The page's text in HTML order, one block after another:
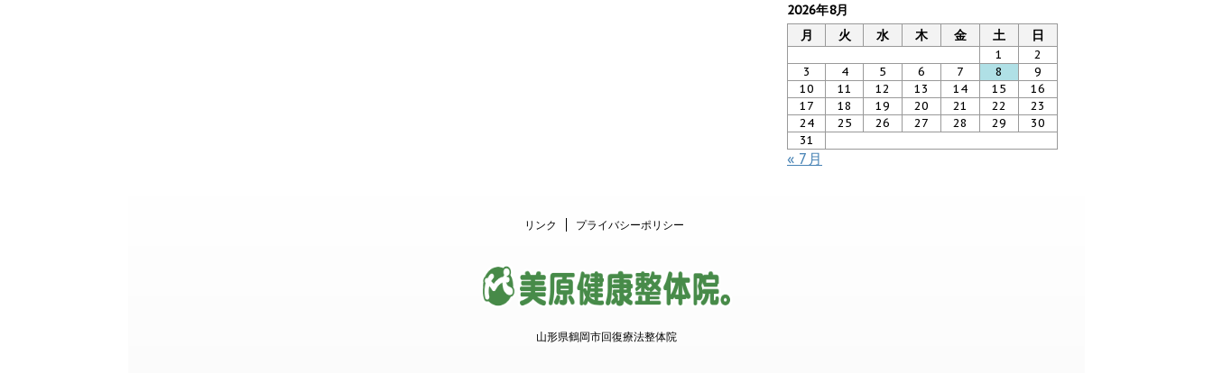
2026年8月
月
火 水 木 金 土 日
1
2
3
4 5 6 7 8
9
10
11 12 13 14 15
16
17
18 19 20 21 22
23
24
25 26 27 28 29
30
31
« 7月
リンク プライバシーポリシー
山形県鶴岡市回復療法整体院